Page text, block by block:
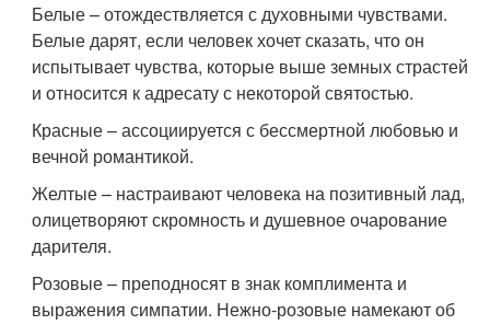
Белые – отождествляется с духовными чувствами.
Белые дарят, если человек хочет сказать, что он
испытывает чувства, которые выше земных страстей
и относится к адресату с некоторой святостью.
Красные – ассоциируется с бессмертной любовью и
вечной романтикой.
Желтые – настраивают человека на позитивный лад,
олицетворяют скромность и душевное очарование
дарителя.
Розовые – преподносят в знак комплимента и
выражения симпатии. Нежно-розовые намекают об